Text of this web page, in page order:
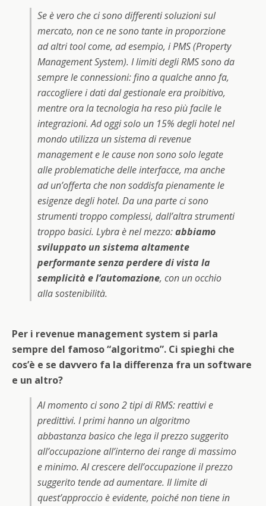
Se è vero che ci sono differenti soluzioni sul
mercato, non ce ne sono tante in proporzione
ad altri tool come, ad esempio, i PMS (Property
Management System). I limiti degli RMS sono da
sempre le connessioni: fino a qualche anno fa,
raccogliere i dati dal gestionale era proibitivo,
mentre ora la tecnologia ha reso più facile le
integrazioni. Ad oggi solo un 15% degli hotel nel
mondo utilizza un sistema di revenue
management e le cause non sono solo legate
alle problematiche delle interfacce, ma anche
ad un’offerta che non soddisfa pienamente le
esigenze degli hotel. Da una parte ci sono
strumenti troppo complessi, dall’altra strumenti
troppo basici. Lybra è nel mezzo:abbiamo
sviluppato un sistema altamente
performante senza perdere di vista la
semplicità e l’automazione, con un occhio
alla sostenibilità.
Per i revenue management system si parla
sempre del famoso “algoritmo”. Ci spieghi che
cos’è e se davvero fa la differenza fra un software
e un altro?
Al momento ci sono 2 tipi di RMS: reattivi e
predittivi. I primi hanno un algoritmo
abbastanza basico che lega il prezzo suggerito
all’occupazione all’interno dei range di massimo
e minimo. Al crescere dell’occupazione il prezzo
suggerito tende ad aumentare. Il limite di
quest’approccio è evidente, poiché non tiene in